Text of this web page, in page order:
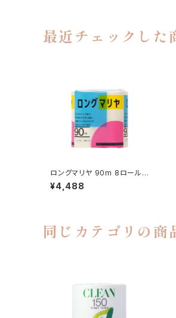
最近チェックした
ロングマリヤ 90m 8ロール
8入 (230260)
¥4,488
同じカテゴリの商